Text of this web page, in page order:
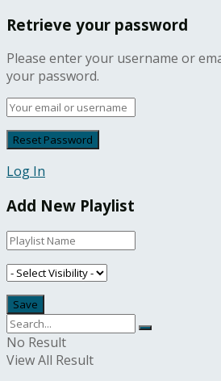
Retrieve your password
Please enter your username or
your password.
Log In
Add New Playlist
No Result
View All Result